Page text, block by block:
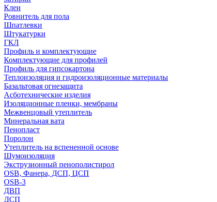
Клеи
Ровнитель для пола
Шпатлевки
Штукатурки
ГКЛ
Профиль и комплектующие
Комплектующие для профилей
Профиль для гипсокартона
Теплоизоляция и гидроизоляционные материалы
Базальтовая огнезащита
Асботехнические изделия
Изоляционные пленки, мембраны
Межвенцовый утеплитель
Минеральная вата
Пенопласт
Поролон
Утеплитель на вспененной основе
Шумоизоляция
Экструзионный пенополистирол
OSB, Фанера, ДСП, ЦСП
OSB-3
ДВП
ДСП